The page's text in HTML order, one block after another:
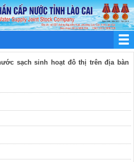
sạch sinh hoạt đô thị trên địa bàn